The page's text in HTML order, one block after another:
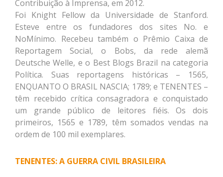
Contribuição à Imprensa, em 2012.
Foi Knight Fellow da Universidade de Stanford.
Esteve entre os fundadores dos sites No. e
NoMínimo. Recebeu também o Prêmio Caixa de
Reportagem Social, o Bobs, da rede alemã
Deutsche Welle, e o Best Blogs Brazil na categoria
Política. Suas reportagens históricas – 1565,
ENQUANTO O BRASIL NASCIA; 1789; e TENENTES –
têm recebido crítica consagradora e conquistado
um grande público de leitores fiéis. Os dois
primeiros, 1565 e 1789, têm somados vendas na
ordem de 100 mil exemplares.
TENENTES: A GUERRA CIVIL BRASILEIRA